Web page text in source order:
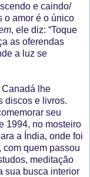
e caindo/
o amor é o único
, ele diz: “Toque
as oferendas
a luz se
Canadá lhe
discos e livros.
seu
1994, no mosteiro
a Índia, onde foi
com quem passou
meditação
sua busca interior